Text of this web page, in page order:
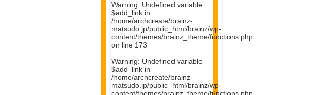
Warning: Undefined variable
$add_link in
/home/archcreate/brainz-
matsudo.jp/public_html/brainz/wp-
content/themes/brainz_theme/functions.php
on line 173
Warning: Undefined variable
$add_link in
/home/archcreate/brainz-
matsudo.jp/public_html/brainz/wp-